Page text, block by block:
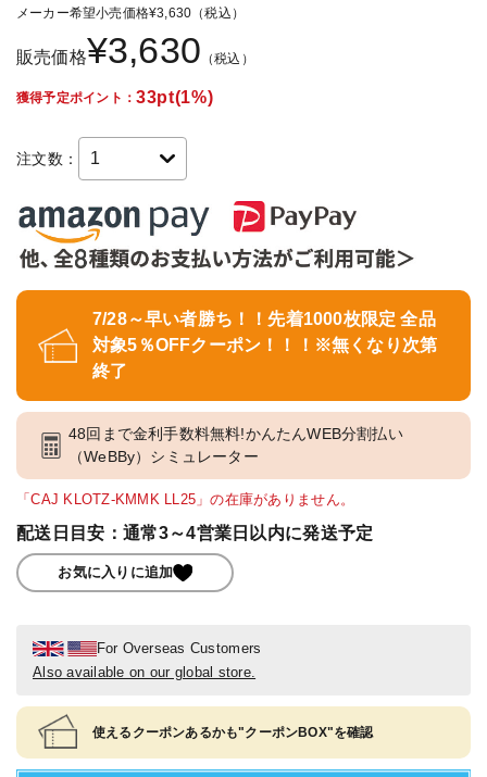
メーカー希望小売価格¥3,630 （税込）
販売価格¥3,630 （税込）
獲得予定ポイント：33pt(1%)
注文数：
7/28～早い者勝ち！！先着1000枚限定 全品
対象5％OFFクーポン！！！※無くなり次第
終了
48回まで金利手数料無料!かんたんWEB分割払い
（WeBBy）シミュレーター
「CAJ KLOTZ-KMMK LL25」の在庫がありません。
配送日目安：通常3～4営業日以内に発送予定
お気に入りに追加
For Overseas Customers
Also available on our global store.
使えるクーポンあるかも"クーポンBOX"を確認